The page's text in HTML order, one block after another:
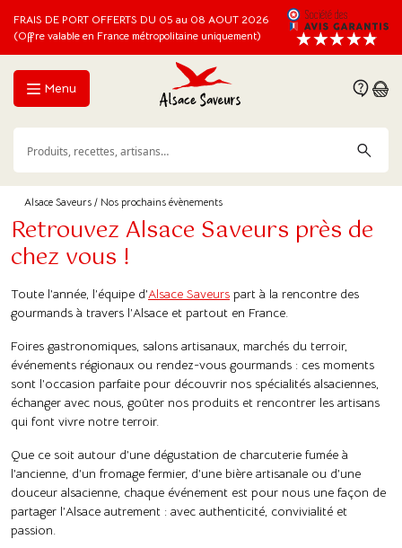
FRAIS DE PORT OFFERTS DU 05 au 08 AOUT 2026
(Offre valable en France métropolitaine uniquement)
Menu
Alsace Saveurs / Nos prochains évènements
Retrouvez Alsace Saveurs près de
chez vous !
Toute l’année, l’équipe d’Alsace Saveurs part à la rencontre des
gourmands à travers l’Alsace et partout en France.
Foires gastronomiques, salons artisanaux, marchés du terroir,
événements régionaux ou rendez-vous gourmands : ces moments
sont l’occasion parfaite pour découvrir nos spécialités alsaciennes,
échanger avec nous, goûter nos produits et rencontrer les artisans
qui font vivre notre terroir.
Que ce soit autour d’une dégustation de charcuterie fumée à
l’ancienne, d’un fromage fermier, d’une bière artisanale ou d’une
douceur alsacienne, chaque événement est pour nous une façon de
partager l’Alsace autrement : avec authenticité, convivialité et
passion.